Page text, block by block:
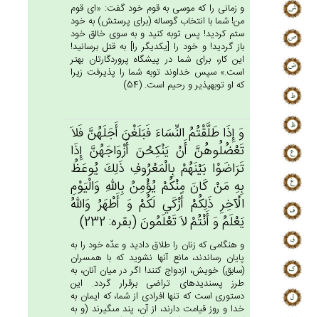
و زمانى را كه موسى به قوم خود گفت: «اى قوم
من! شما با انتخاب گوساله (براى پرستش) به خود
ستم كرديد! پس توبه كنيد و به سوى خالق خود
باز گرديد! و خود را [يكديگر را] به قتل برسانيد!
اين كار، براى شما در پيشگاه پروردگارتان بهتر
است.» سپس خداوند توبه شما را پذيرفت زيرا
كه او توبه‏پذير و رحيم است. (54)
وَ إِذَا طَلَّقْتُم‌ُ النِّسَاءَ فَبَلَغْن‌َ أَجَلَهُن‌َّ فَلاَ
تَعْضُلُوهُن‌َّ أَنْ‌ يَنْكِحْن‌َ أَزْوَاجَهُن‌َّ إِذَا
تَرَاضَوْا بَيْنَهُم‌ْ بِالْمَعْرُوف‌ِ ذَلِك‌َ يُوعَظ‌ُ
بِه‌ِ مَن‌ْ كَان‌َ مِنْكُم‌ْ يُؤْمِن‌ُ بِالله‌ِ وَالْيَوْم‌ِ
الْآخِرِ ذَلِكُم‌ْ أَزْكَي‌ لَكُم‌ْ وَ أَطْهَرُ وَالله‌ُ
يَعْلَم‌ُ وَ أَنْتُم‌ْ لاَ تَعْلَمُون‌َ (بقره: 232)
و هنگامى كه زنان را طلاق داديد و عدّه خود را به
پايان رساندند، مانع آنها نشويد كه با همسران
(سابق) خويش، ازدواج كنند! اگر در ميان آنان، به
طرز پسنديده‏اى تراضى برقرار گردد. اين
دستورى است كه تنها افرادى از شما، كه ايمان به
خدا و روز قيامت دارند، از آن، پند مى‏گيرند (و به